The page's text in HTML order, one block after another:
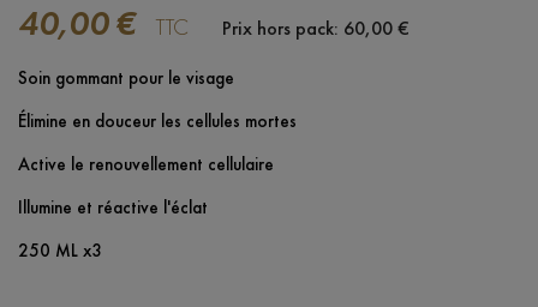
40,00 € TTC Prix hors pack: 60,00 €
Soin gommant pour le visage
Élimine en douceur les cellules mortes
Active le renouvellement cellulaire
Illumine et réactive l'éclat
250 ML x3